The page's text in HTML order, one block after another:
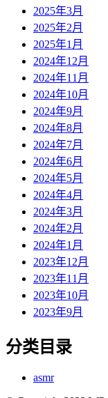
2025年3月
2025年2月
2025年1月
2024年12月
2024年11月
2024年10月
2024年9月
2024年8月
2024年7月
2024年6月
2024年5月
2024年4月
2024年3月
2024年2月
2024年1月
2023年12月
2023年11月
2023年10月
2023年9月
分类目录
asmr